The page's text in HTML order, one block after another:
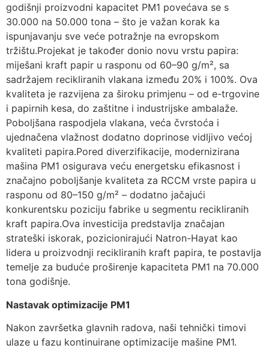
godišnji proizvodni kapacitet PM1 povećava se s
30.000 na 50.000 tona – što je važan korak ka
ispunjavanju sve veće potražnje na evropskom
tržištu.Projekat je također donio novu vrstu papira:
miješani kraft papir u rasponu od 60–90 g/m², sa
sadržajem recikliranih vlakana između 20% i 100%. Ova
kvaliteta je razvijena za široku primjenu – od e-trgovine
i papirnih kesa, do zaštitne i industrijske ambalaže.
Poboljšana raspodjela vlakana, veća čvrstoća i
ujednačena vlažnost dodatno doprinose vidljivo većoj
kvaliteti papira.Pored diverzifikacije, modernizirana
mašina PM1 osigurava veću energetsku efikasnost i
značajno poboljšanje kvaliteta za RCCM vrste papira u
rasponu od 80–150 g/m² – dodatno jačajući
konkurentsku poziciju fabrike u segmentu recikliranih
kraft papira.Ova investicija predstavlja značajan
strateški iskorak, pozicionirajući Natron-Hayat kao
lidera u proizvodnji recikliranih kraft papira, te postavlja
temelje za buduće proširenje kapaciteta PM1 na 70.000
tona godišnje.
Nastavak optimizacije PM1
Nakon završetka glavnih radova, naši tehnički timovi
ulaze u fazu kontinuirane optimizacije mašine PM1.